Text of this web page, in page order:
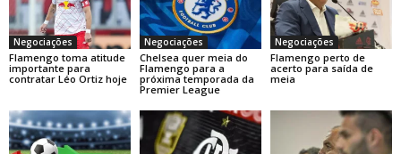
Negociações
Flamengo toma atitude
importante para
contratar Léo Ortiz hoje
Negociações
Chelsea quer meia do
Flamengo para a
próxima temporada da
Premier League
Negociações
Flamengo perto de
acerto para saída de
meia